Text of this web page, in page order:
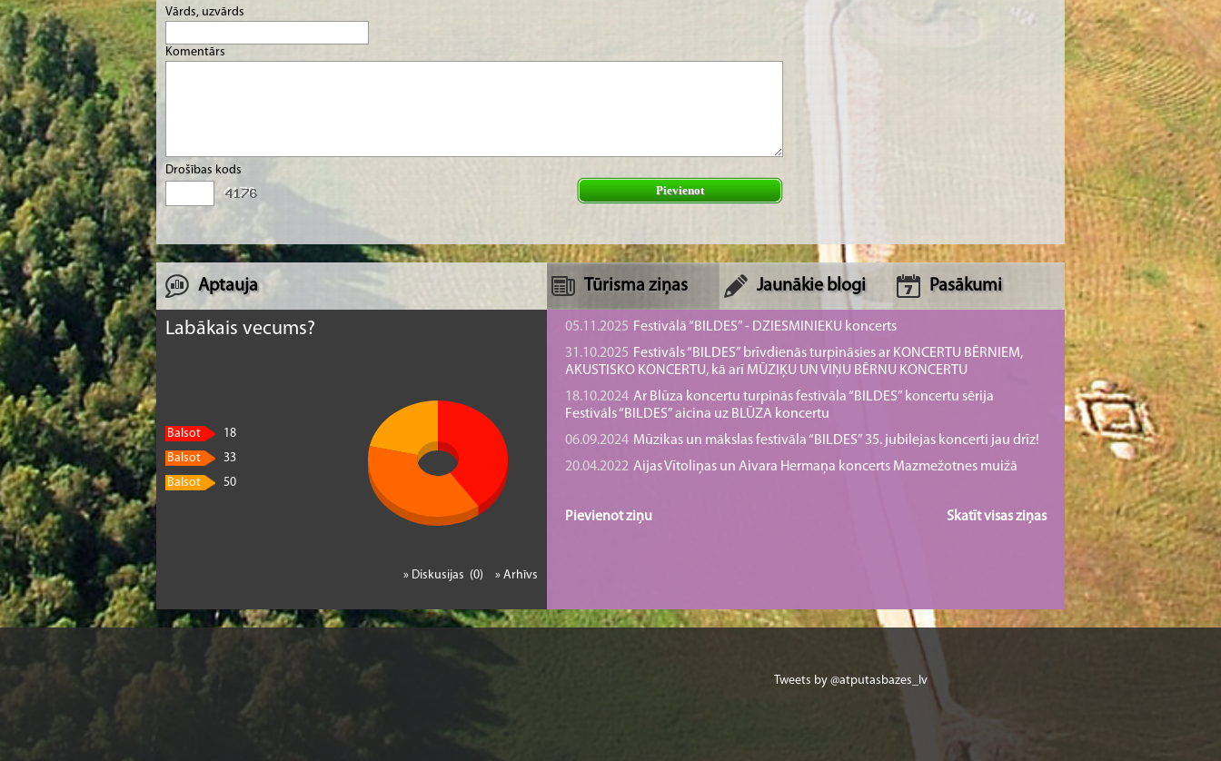
Vārds, uzvārds
Komentārs
Drošības kods
Pievienot
Aptauja
Labākais vecums?
Balsot
18
Balsot
33
Balsot
50
» Arhīvs
» Diskusijas (0)
Tūrisma ziņas Jaunākie blogi Pasākumi
05.11.2025 Festivālā “BILDES” - DZIESMINIEKU koncerts
31.10.2025 Festivāls “BILDES” brīvdienās turpināsies ar KONCERTU BĒRNIEM,
AKUSTISKO KONCERTU, kā arī MŪZIĶU UN VIŅU BĒRNU KONCERTU
18.10.2024 Ar Blūza koncertu turpinās festivāla “BILDES” koncertu sērija
Festivāls “BILDES” aicina uz BLŪZA koncertu
06.09.2024 Mūzikas un mākslas festivāla “BILDES” 35. jubilejas koncerti jau drīz!
20.04.2022 Aijas Vītoliņas un Aivara Hermaņa koncerts Mazmežotnes muižā
Skatīt visas ziņas
Pievienot ziņu
Tweets by @atputasbazes_lv